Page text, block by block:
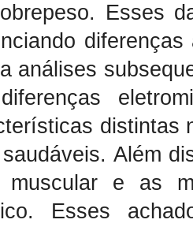
Esses
análises
distintas
Além
e as
Esses